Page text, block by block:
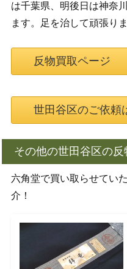
は千葉県、明後日は神奈
ます。足を治して頑張りま
反物買取ページ
世田谷区のご依頼
その他の世田谷区の
六角堂で買い取らせてい
介！